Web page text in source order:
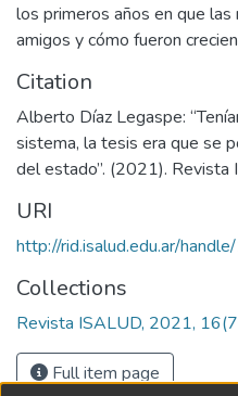
los primeros años en que
amigos y cómo fueron
Citation
Alberto Díaz Legaspe:
sistema, la tesis era que se
del estado”. (2021).
URI
http://rid.isalud.edu.ar/
Collections
Revista ISALUD, 2021,
Full item page